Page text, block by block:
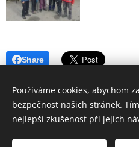
Share
© 2019 Hostinec u nádraží
Používáme cookies, abychom
bezpečnost našich stránek.
nejlepší zkušenost při jejich